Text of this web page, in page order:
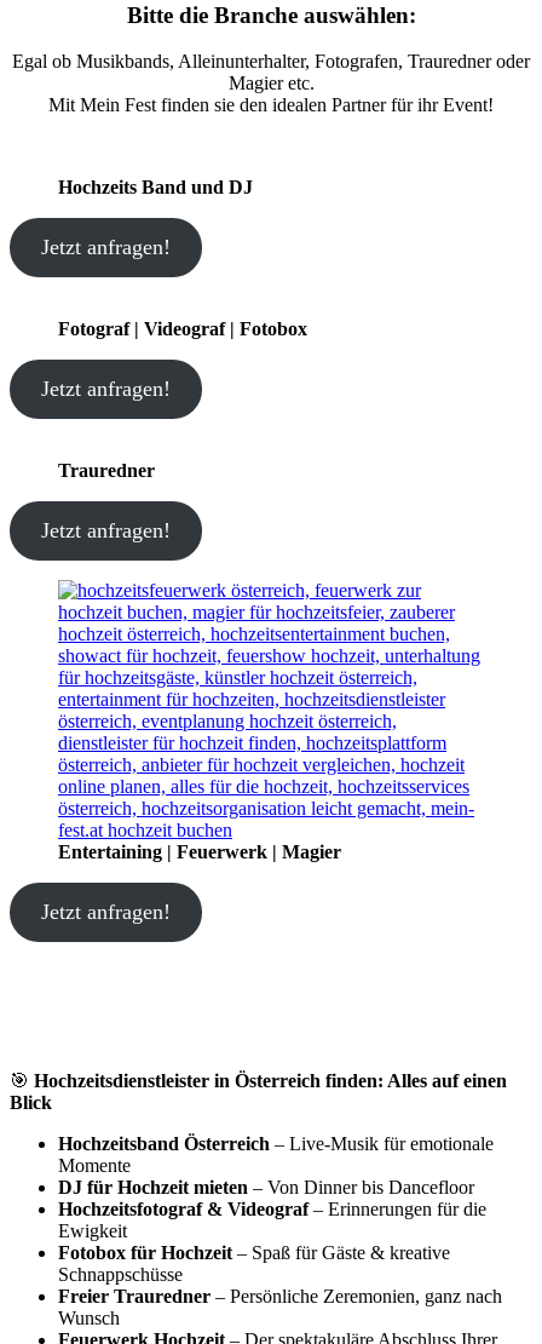
Bitte die Branche auswählen:
Egal ob Musikbands, Alleinunterhalter, Fotografen, Trauredner oder
Magier etc.
Mit Mein Fest finden sie den idealen Partner für ihr Event!
Hochzeits Band und DJ
Jetzt anfragen!
Fotograf | Videograf | Fotobox
Jetzt anfragen!
Trauredner
Jetzt anfragen!
Entertaining | Feuerwerk | Magier
Jetzt anfragen!
🎯 Hochzeitsdienstleister in Österreich finden: Alles auf einen
Blick
Hochzeitsband Österreich – Live-Musik für emotionale
Momente
DJ für Hochzeit mieten – Von Dinner bis Dancefloor
Hochzeitsfotograf & Videograf– Erinnerungen für die
Ewigkeit
Fotobox für Hochzeit – Spaß für Gäste & kreative
Schnappschüsse
Freier Trauredner – Persönliche Zeremonien, ganz nach
Wunsch